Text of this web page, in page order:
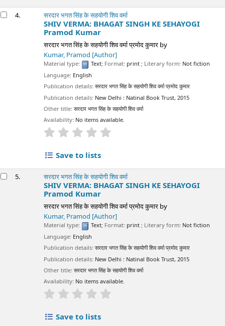
4. सरदार भगत सिंह के सहयोगी शिव वर्मा
SHIV VERMA: BHAGAT SINGH KE SEHAYOGI
Pramod Kumar
सरदार भगत सिंह के सहयोगी शिव वर्मा प्रमोद कुमार by
Kumar, Pramod [Author]
Material type: Text; Format: print; Literary form: Not fiction
Language: English
Publication details:सरदार भगत सिंह के सहयोगी शिव वर्मा प्रमोद कुमार
Publication details: New Delhi : Natinal Book Trust, 2015
Other title:सरदार भगत सिंह के सहयोगी शिव वर्मा
Availability: No items available.
star rating
Save to lists
5. सरदार भगत सिंह के सहयोगी शिव वर्मा
SHIV VERMA: BHAGAT SINGH KE SEHAYOGI
Pramod Kumar
सरदार भगत सिंह के सहयोगी शिव वर्मा प्रमोद कुमार by
Kumar, Pramod [Author]
Material type: Text; Format: print; Literary form: Not fiction
Language: English
Publication details:सरदार भगत सिंह के सहयोगी शिव वर्मा प्रमोद कुमार
Publication details: New Delhi : Natinal Book Trust, 2015
Other title:सरदार भगत सिंह के सहयोगी शिव वर्मा
Availability: No items available.
star rating
Save to lists